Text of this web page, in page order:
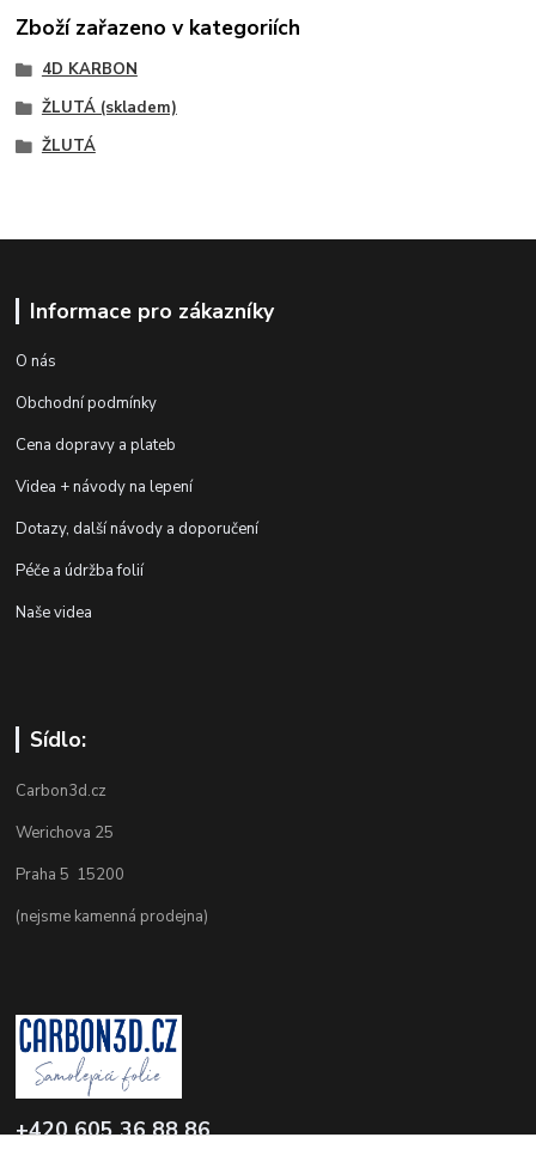
Zboží zařazeno v kategoriích
4D KARBON
ŽLUTÁ (skladem)
ŽLUTÁ
Informace pro zákazníky
O nás
Obchodní podmínky
Cena dopravy a plateb
Videa + návody na lepení
Dotazy, další návody a doporučení
Péče a údržba folií
Naše videa
Sídlo:
Carbon3d.cz
Werichova 25
Praha 5 15200
(nejsme kamenná prodejna)
+420 605 36 88 86